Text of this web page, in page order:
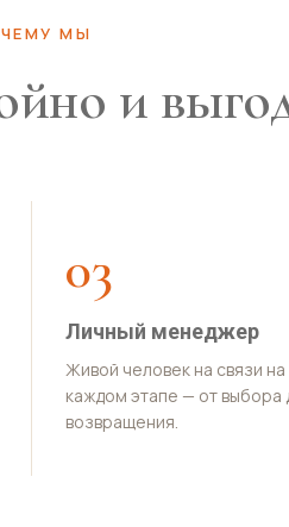
МЫ
и
03
Личный менеджер
Живой человек на связи на
каждом этапе — от выбора
возвращения.